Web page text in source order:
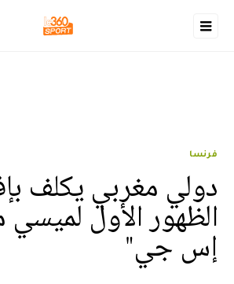
فرنسا
دولي مغربي يكلف
الظهور الأول لميسي
إس جي"